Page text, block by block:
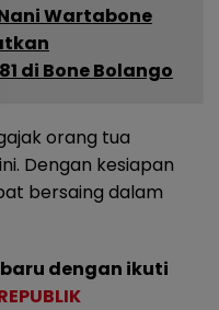
Wartabone
di Bone Bolango
orang tua
Dengan kesiapan
bersaing dalam
dengan ikuti